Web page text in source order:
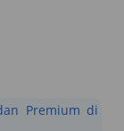
Premium di